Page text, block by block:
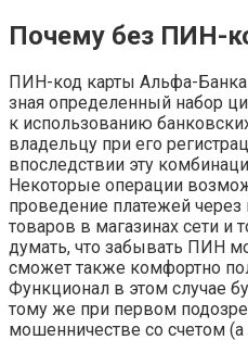
Почему без ПИН-
ПИН-код карты Альфа-Банка
зная определенный набор
к использованию
владельцу при его
впоследствии эту
Некоторые операции
проведение платежей через
товаров в магазинах сети и
думать, что забывать ПИН
сможет также комфортно
Функционал в этом случае
тому же при первом
мошенничестве со счетом